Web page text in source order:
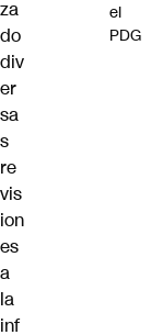
za
do
div
er
sa
s
re
vis
ion
es
a
la
inf
el
PDG